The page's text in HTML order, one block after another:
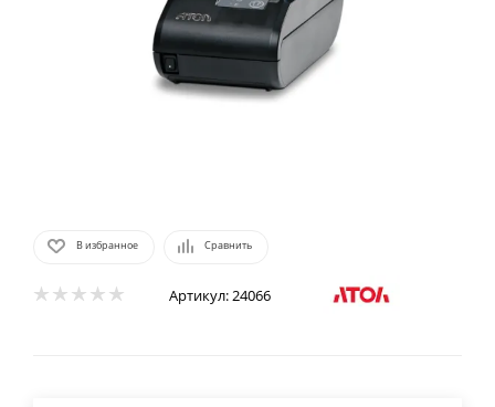
В избранное Сравнить
Артикул:24066